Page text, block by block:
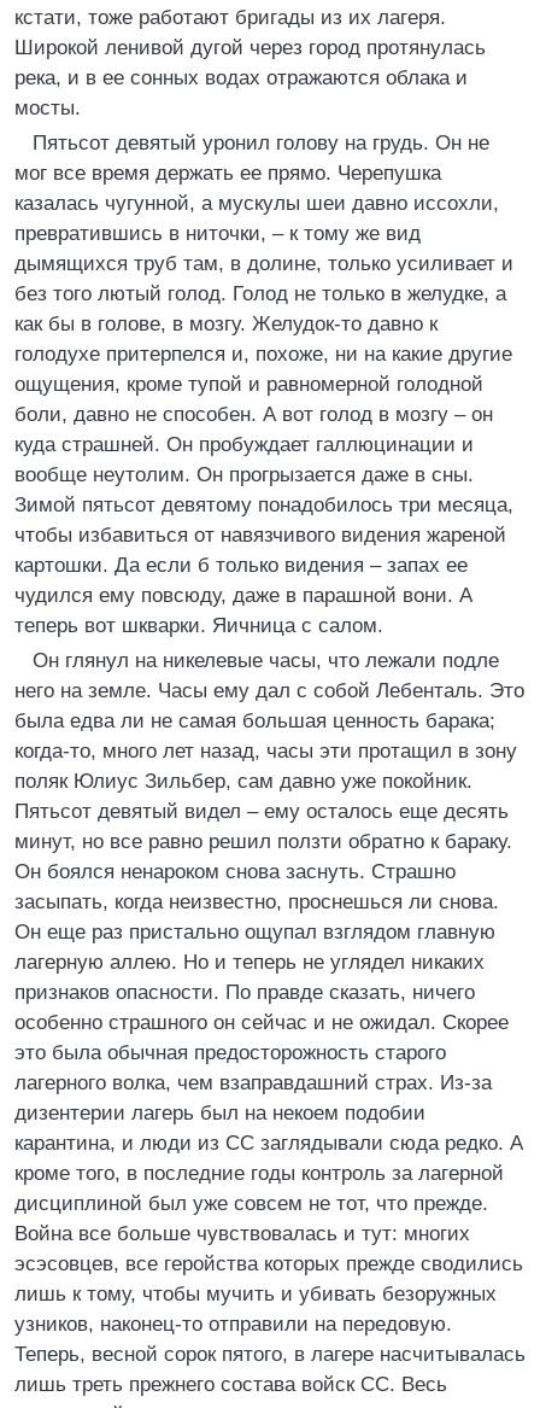
кстати, тоже работают бригады из их лагеря.
Широкой ленивой дугой через город протянулась
река, и в ее сонных водах отражаются облака и
мосты.
Пятьсот девятый уронил голову на грудь. Он не
мог все время держать ее прямо. Черепушка
казалась чугунной, а мускулы шеи давно иссохли,
превратившись в ниточки, – к тому же вид
дымящихся труб там, в долине, только усиливает и
без того лютый голод. Голод не только в желудке, а
как бы в голове, в мозгу. Желудок-то давно к
голодухе притерпелся и, похоже, ни на какие другие
ощущения, кроме тупой и равномерной голодной
боли, давно не способен. А вот голод в мозгу – он
куда страшней. Он пробуждает галлюцинации и
вообще неутолим. Он прогрызается даже в сны.
Зимой пятьсот девятому понадобилось три месяца,
чтобы избавиться от навязчивого видения жареной
картошки. Да если б только видения – запах ее
чудился ему повсюду, даже в парашной вони. А
теперь вот шкварки. Яичница с салом.
Он глянул на никелевые часы, что лежали подле
него на земле. Часы ему дал с собой Лебенталь. Это
была едва ли не самая большая ценность барака;
когда-то, много лет назад, часы эти протащил в зону
поляк Юлиус Зильбер, сам давно уже покойник.
Пятьсот девятый видел – ему осталось еще десять
минут, но все равно решил ползти обратно к бараку.
Он боялся ненароком снова заснуть. Страшно
засыпать, когда неизвестно, проснешься ли снова.
Он еще раз пристально ощупал взглядом главную
лагерную аллею. Но и теперь не углядел никаких
признаков опасности. По правде сказать, ничего
особенно страшного он сейчас и не ожидал. Скорее
это была обычная предосторожность старого
лагерного волка, чем взаправдашний страх. Из-за
дизентерии лагерь был на некоем подобии
карантина, и люди из СС заглядывали сюда редко. А
кроме того, в последние годы контроль за лагерной
дисциплиной был уже совсем не тот, что прежде.
Война все больше чувствовалась и тут: многих
эсэсовцев, все геройства которых прежде сводились
лишь к тому, чтобы мучить и убивать безоружных
узников, наконец-то отправили на передовую.
Теперь, весной сорок пятого, в лагере насчитывалась
лишь треть прежнего состава войск СС. Весь